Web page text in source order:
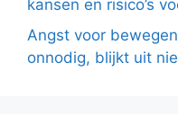
kansen en risico’s
Angst voor
onnodig, blijkt uit